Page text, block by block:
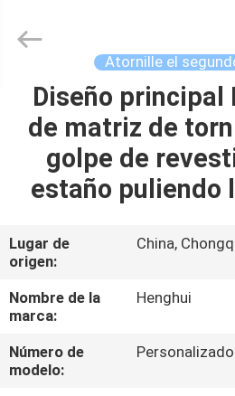
HOGAR
PRODUCTOS
SOBRE
NOSOTROS
VIAJE
Precision
Mold
Reserved.
Atornille el
Diseño principal
de matriz de
golpe de
estaño puliendo
Lugar de
origen:
China,
Nombre de la
marca:
Henghui
Número de
modelo:
Personalizado